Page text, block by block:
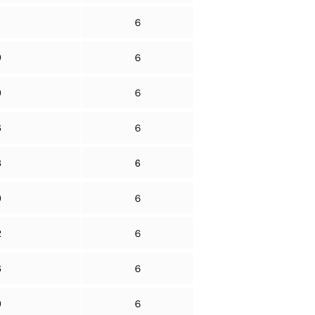
６
６
６
６
6
６
６
６
６